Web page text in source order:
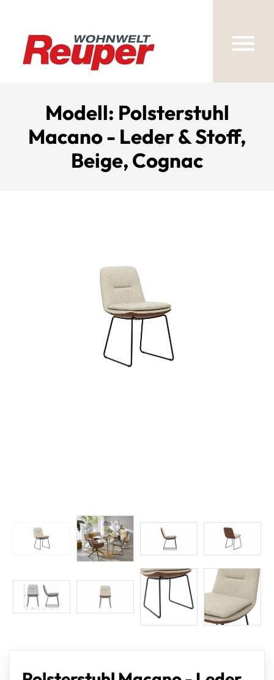
Modell: Polsterstuhl
Macano - Leder & Stoff,
Beige, Cognac